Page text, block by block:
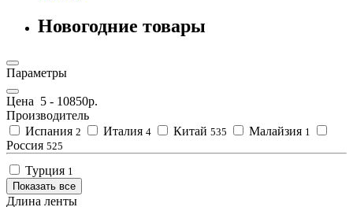
Новогодние товары
Параметры
Цена 5 - 10850р.
Производитель
Испания 2 Италия 4 Китай 535 Малайзия 1
Россия 525
Турция 1
Показать все
Длина ленты